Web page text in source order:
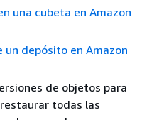
una cubeta en Amazon
un depósito en Amazon
de objetos para
todas las